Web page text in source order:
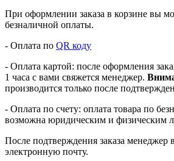
При оформлении заказа в корзине вы
безналичной оплаты.
- Оплата по QR коду
- Оплата картой: после оформления
1 часа с вами свяжется менеджер.
производится только после
- Оплата по счету: оплата товара по
возможна юридическим и физическим
После подтверждения заказа менеджер
электронную почту.